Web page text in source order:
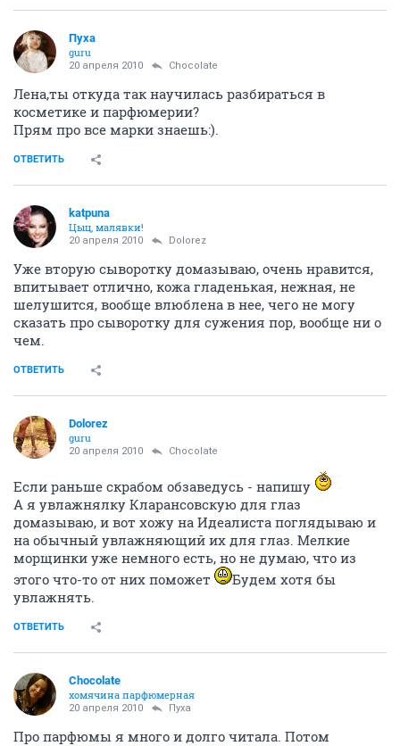
а с функцией увлажнения может и крем для лица
для сухой кожи справиться. Лаудеровские мини-
кремики для кожи вокруг глаз получаю по акциям.
Хватает надолго. Если не удастся еще разжиться
ими же, куплю, наверное, ДейВеэПлюс для сухой
кожи и буду вокруг глаз мазать.
ОТВЕТИТЬ
Пуха
guru
20 апреля 2010 Chocolate
Лена,ты откуда так научилась разбираться в
косметике и парфюмерии?
Прям про все марки знаешь:).
Уже вторую сыворотку домазываю, очень нравится,
впитывает отлично, кожа гладенькая, нежная, не
шелушится, вообще влюблена в нее, чего не могу
сказать про сыворотку для сужения пор, вообще ни о
чем.
ОТВЕТИТЬ
Dolorez
20 апреля 2010
А я увлажнялку Кларансовскую для глаз
домазываю, и вот хожу на Идеалиста поглядываю и
на обычный увлажняющий их для глаз. Мелкие
морщинки уже немного есть, но не думаю, что из